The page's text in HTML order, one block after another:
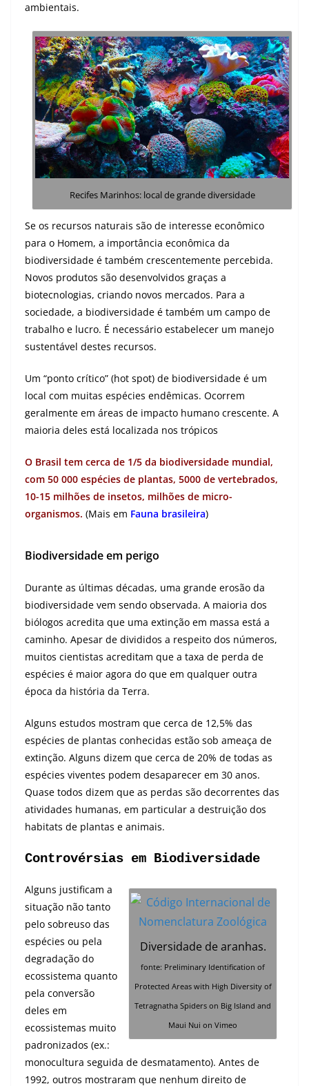
ambientais.
Recifes Marinhos: local de grande diversidade
Se os recursos naturais são de interesse econômico
para o Homem, a importância econômica da
biodiversidade é também crescentemente percebida.
Novos produtos são desenvolvidos graças a
biotecnologias, criando novos mercados. Para a
sociedade, a biodiversidade é também um campo de
trabalho e lucro. É necessário estabelecer um manejo
sustentável destes recursos.
Um “ponto crítico” (hot spot) de biodiversidade é um
local com muitas espécies endêmicas. Ocorrem
geralmente em áreas de impacto humano crescente. A
maioria deles está localizada nos trópicos
O Brasil tem cerca de 1/5 da biodiversidade mundial,
com 50 000 espécies de plantas, 5000 de vertebrados,
10-15 milhões de insetos, milhões de micro-
organismos. (Mais em Fauna brasileira)
Biodiversidade em perigo
Durante as últimas décadas, uma grande erosão da
biodiversidade vem sendo observada. A maioria dos
biólogos acredita que uma extinção em massa está a
caminho. Apesar de divididos a respeito dos números,
muitos cientistas acreditam que a taxa de perda de
espécies é maior agora do que em qualquer outra
época da história da Terra.
Alguns estudos mostram que cerca de 12,5% das
espécies de plantas conhecidas estão sob ameaça de
extinção. Alguns dizem que cerca de 20% de todas as
espécies viventes podem desaparecer em 30 anos.
Quase todos dizem que as perdas são decorrentes das
atividades humanas, em particular a destruição dos
habitats de plantas e animais.
Controvérsias em Biodiversidade
Diversidade de aranhas.
fonte: Preliminary Identification of
Protected Areas with High Diversity of
Tetragnatha Spiders on Big Island and
Maui Nui on Vimeo
Alguns justificam a
situação não tanto
pelo sobreuso das
espécies ou pela
degradação do
ecossistema quanto
pela conversão
deles em
ecossistemas muito
padronizados (ex.:
monocultura seguida de desmatamento). Antes de
1992, outros mostraram que nenhum direito de